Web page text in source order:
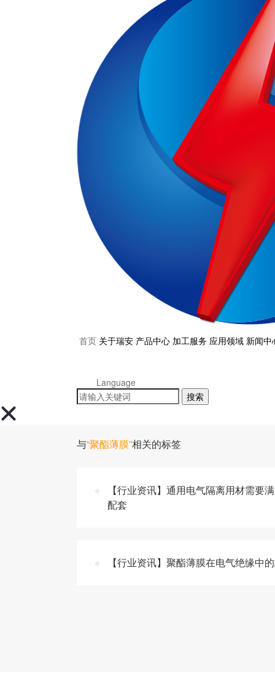
首页 关于瑞安 产品中心 加工服务 应用领域 新闻中
Language
与“聚酯薄膜”相关的标签
【行业资讯】通用电气隔离用材需要
配套
【行业资讯】聚酯薄膜在电气绝缘中